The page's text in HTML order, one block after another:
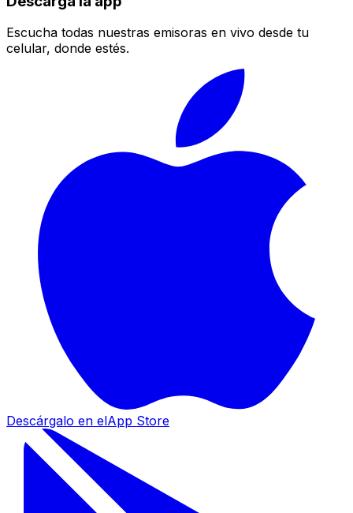
Escucha todas nuestras emisoras en vivo desde tu
celular, donde estés.
Descárgalo en elApp Store